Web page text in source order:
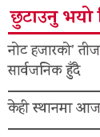
छुटाउनु भयो
नोट हजारको’
सार्वजनिक हुँदै
केही स्थानमा आज